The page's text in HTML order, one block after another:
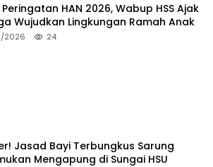
HAN 2026, Wabup HSS Ajak
Wujudkan Lingkungan Ramah Anak
2026 24
Jasad Bayi Terbungkus Sarung
Mengapung di Sungai HSU